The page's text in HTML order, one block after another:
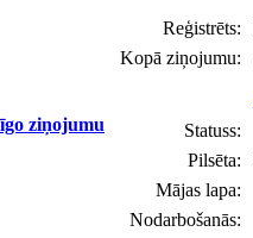
Reģistrēts:
Kopā ziņojumu:
Statuss:
Pilsēta:
Mājas lapa:
Nodarbošanās: